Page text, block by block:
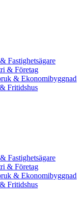
Fastighetsägare
& Företag
& Ekonomibyggnad
Fritidshus
Fastighetsägare
& Företag
& Ekonomibyggnad
Fritidshus